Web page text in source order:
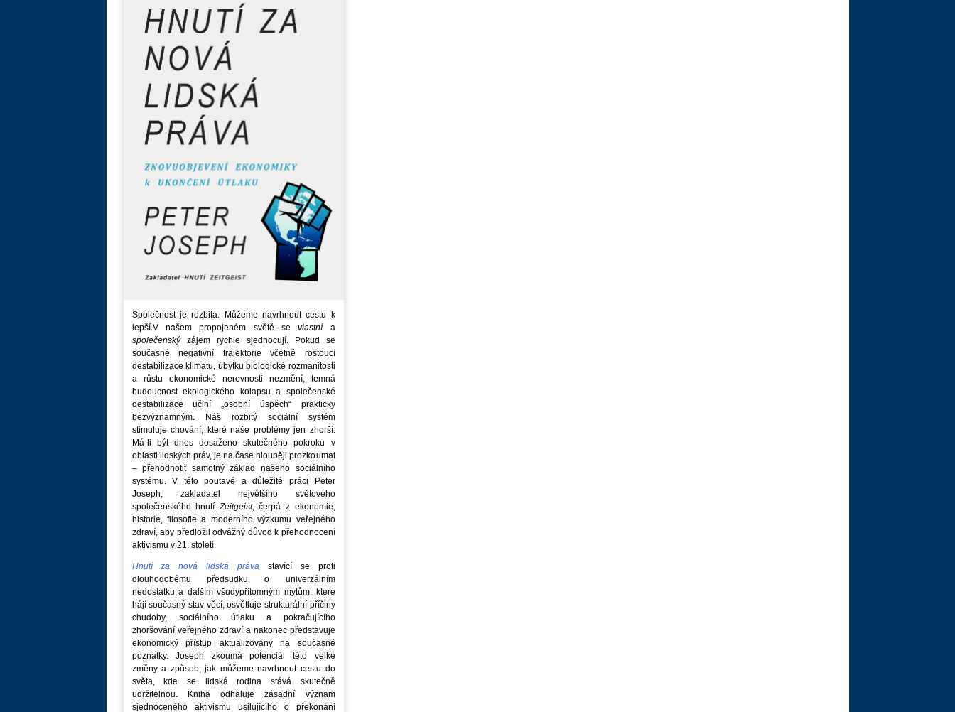
Společnost je rozbitá. Můžeme navrhnout cestu k
lepší.V našem propojeném světě sevlastnía
společenskýzájem rychle sjednocují. Pokud se
současné negativní trajektorie včetně rostoucí
destabilizace klimatu, úbytku biologické rozmanitosti
a růstu ekonomické nerovnosti nezmění, temná
budoucnost ekologického kolapsu a společenské
destabilizace učiní „osobní úspěch“ prakticky
bezvýznamným. Náš rozbitý sociální systém
stimuluje chování, které naše problémy jen zhorší.
Má-li být dnes dosaženo skutečného pokroku v
oblasti lidských práv, je na čase hlouběji prozkoumat
– přehodnotit samotný základ našeho sociálního
systému. V této poutavé a důležité práci Peter
Joseph, zakladatel největšího světového
společenského hnutí Zeitgeist, čerpá z ekonomie,
historie, filosofie a moderního výzkumu veřejného
zdraví, aby předložil odvážný důvod k přehodnocení
aktivismu v 21. století.
Hnutí za nová lidská práva stavící se proti
dlouhodobému předsudku o univerzálním
nedostatku a dalším všudypřítomným mýtům, které
hájí současný stav věcí, osvětluje strukturální příčiny
chudoby, sociálního útlaku a pokračujícího
zhoršování veřejného zdraví a nakonec představuje
ekonomický přístup aktualizovaný na současné
poznatky. Joseph zkoumá potenciál této velké
změny a způsob, jak můžeme navrhnout cestu do
světa, kde se lidská rodina stává skutečně
udržitelnou. Kniha odhaluje zásadní význam
sjednoceného aktivismu usilujícího o překonání